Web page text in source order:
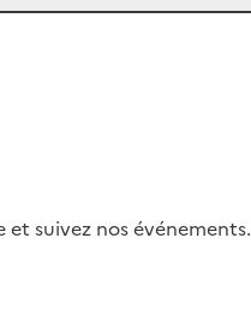
suivez nos événements.